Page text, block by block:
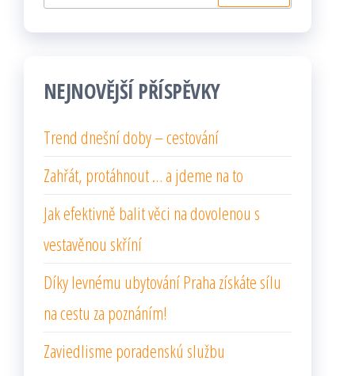
NEJNOVĚJŠÍ PŘÍSPĚVKY
Trend dnešní doby – cestování
Zahřát, protáhnout … a jdeme na to
Jak efektivně balit věci na dovolenou s
vestavěnou skříní
Díky levnému ubytování Praha získáte sílu
na cestu za poznáním!
Zaviedlisme poradenskú službu